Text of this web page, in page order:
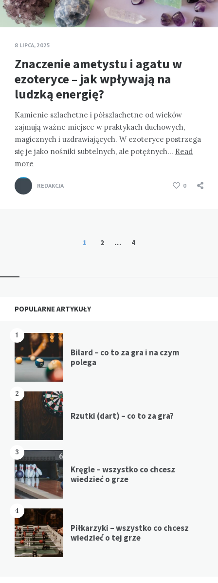
8 LIPCA, 2025
Znaczenie ametystu i agatu w
ezoteryce – jak wpływają na
ludzką energię?
Kamienie szlachetne i półszlachetne od wieków
zajmują ważne miejsce w praktykach duchowych,
magicznych i uzdrawiających. W ezoteryce postrzega
się je jako nośniki subtelnych, ale potężnych… Read
more
REDAKCJA 0
1 2 … 4
Widgets
POPULARNE ARTYKUŁY
1
Bilard – co to za gra i na czym
polega
2
Rzutki (dart) – co to za gra?
3
Kręgle – wszystko co chcesz
wiedzieć o grze
4
Piłkarzyki – wszystko co chcesz
wiedzieć o tej grze